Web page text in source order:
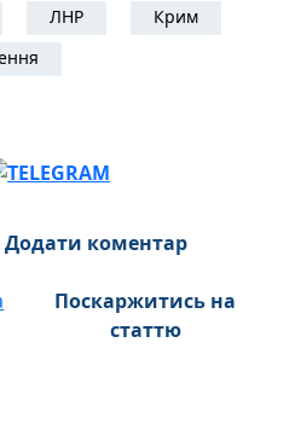
ЛНР
Крим
Додати коментар
Поскаржитись на
статтю